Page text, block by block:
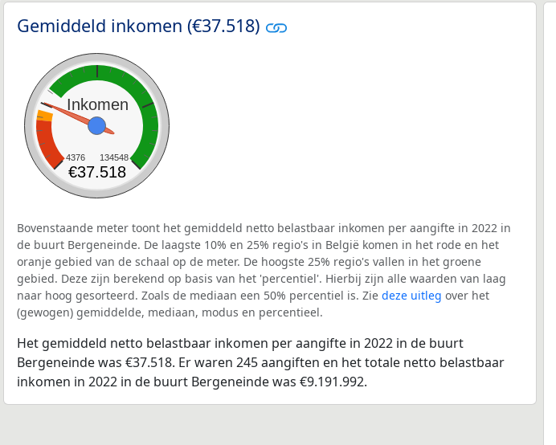
Gemiddeld inkomen (€37.518)
Inkomen
4376 134548
€37.518
Bovenstaande meter toont het gemiddeld netto belastbaar inkomen per aangifte in 2022 in
de buurt Bergeneinde. De laagste 10% en 25% regio's in België komen in het rode en het
oranje gebied van de schaal op de meter. De hoogste 25% regio's vallen in het groene
gebied. Deze zijn berekend op basis van het 'percentiel'. Hierbij zijn alle waarden van laag
naar hoog gesorteerd. Zoals de mediaan een 50% percentiel is. Zie deze uitleg over het
(gewogen) gemiddelde, mediaan, modus en percentieel.
Het gemiddeld netto belastbaar inkomen per aangifte in 2022 in de buurt
Bergeneinde was €37.518. Er waren 245 aangiften en het totale netto belastbaar
inkomen in 2022 in de buurt Bergeneinde was €9.191.992.